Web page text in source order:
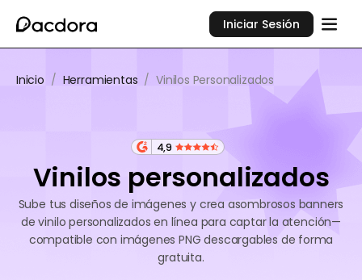
Iniciar Sesión
Inicio / Herramientas / Vinilos Personalizados
4,9
Vinilos personalizados
Sube tus diseños de imágenes y crea asombrosos banners
de vinilo personalizados en línea para captar la atención—
compatible con imágenes PNG descargables de forma
gratuita.